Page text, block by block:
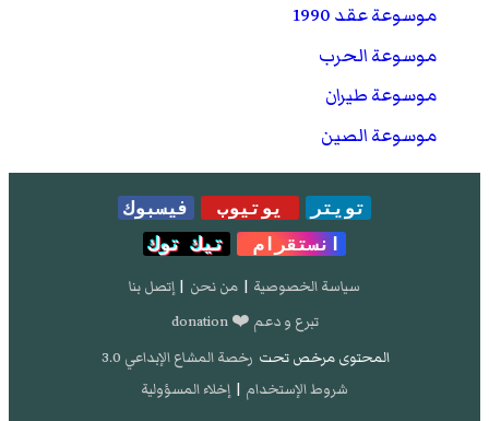
موسوعة عقد 1990
موسوعة الحرب
موسوعة طيران
موسوعة الصين
تويتر يوتيوب
فيسبوك
انستقرام
تيك توك
سياسة الخصوصية | من نحن | إتصل بنا
تبرع و دعم ❤️ donation
المحتوى مرخص تحت رخصة المشاع الإبداعي 3.0
شروط الإستخدام | إخلاء المسؤولية